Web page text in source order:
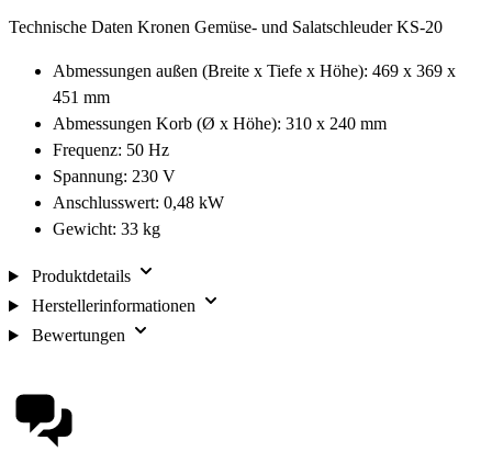
Technische Daten Kronen Gemüse- und Salatschleuder KS-20
Abmessungen außen (Breite x Tiefe x Höhe): 469 x 369 x
451 mm
Abmessungen Korb (Ø x Höhe): 310 x 240 mm
Frequenz: 50 Hz
Spannung: 230 V
Anschlusswert: 0,48 kW
Gewicht: 33 kg
Produktdetails
Herstellerinformationen
Bewertungen